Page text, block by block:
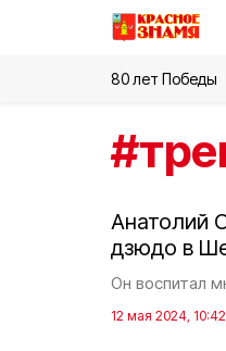
80 лет Победы
#
Анатолий
дзюдо в
Он воспитал
12 мая 2024, 10:42